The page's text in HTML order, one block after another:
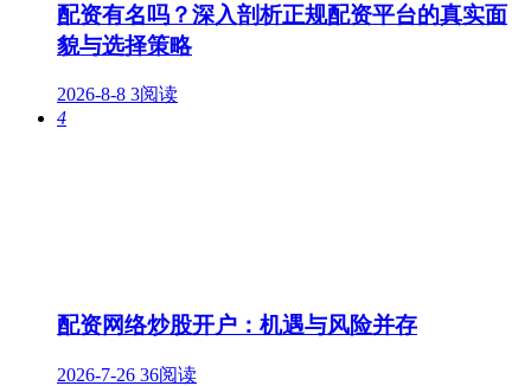
配资有名吗？深入剖析正规配资平台的真实面
貌与选择策略
2026-8-8 3阅读
4
配资网络炒股开户：机遇与风险并存
2026-7-26 36阅读